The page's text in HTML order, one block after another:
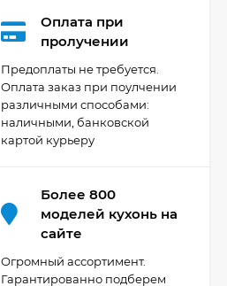
Оплата при
пролучении
Предоплаты не требуется.
Оплата заказ при поулчении
различными способами:
наличными, банковской
картой курьеру
Более 800
моделей кухонь на
сайте
Огромный ассортимент.
Гарантированно подберем
Кухня Мишель -
длина 4,2 м
69 303₽
Кухня Принцесса -
44 091
Кухня Point 1,2 м -